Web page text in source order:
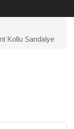
Kollu Sandalye